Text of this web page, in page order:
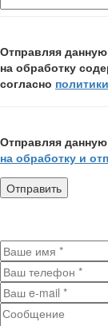
Отправляя
на обработку
согласно
Отправляя
на обработку и